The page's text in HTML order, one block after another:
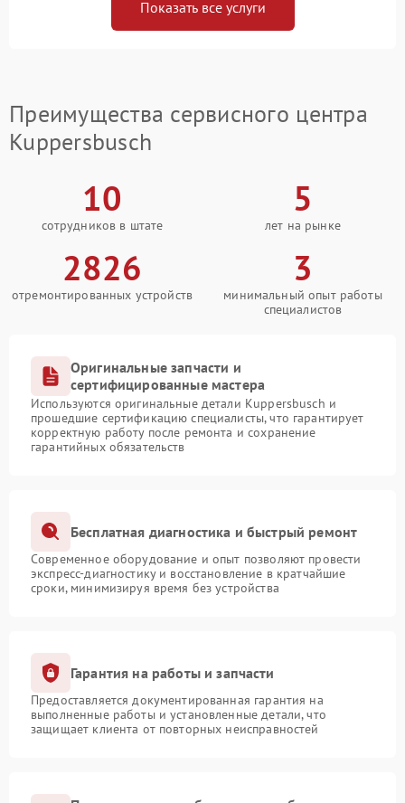
Показать все услуги
Преимущества сервисного центра
Kuppersbusch
10
сотрудников в штате
5
лет на рынке
2826
отремонтированных устройств
3
минимальный опыт работы
специалистов
Оригинальные запчасти и
сертифицированные мастера
Используются оригинальные детали Kuppersbusch и
прошедшие сертификацию специалисты, что гарантирует
корректную работу после ремонта и сохранение
гарантийных обязательств
Бесплатная диагностика и быстрый ремонт
Современное оборудование и опыт позволяют провести
экспресс-диагностику и восстановление в кратчайшие
сроки, минимизируя время без устройства
Гарантия на работы и запчасти
Предоставляется документированная гарантия на
выполненные работы и установленные детали, что
защищает клиента от повторных неисправностей